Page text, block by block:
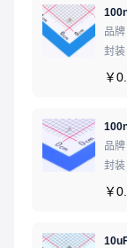
品牌
封装
￥
品牌
封装
￥